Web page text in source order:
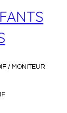
/ MONITEUR